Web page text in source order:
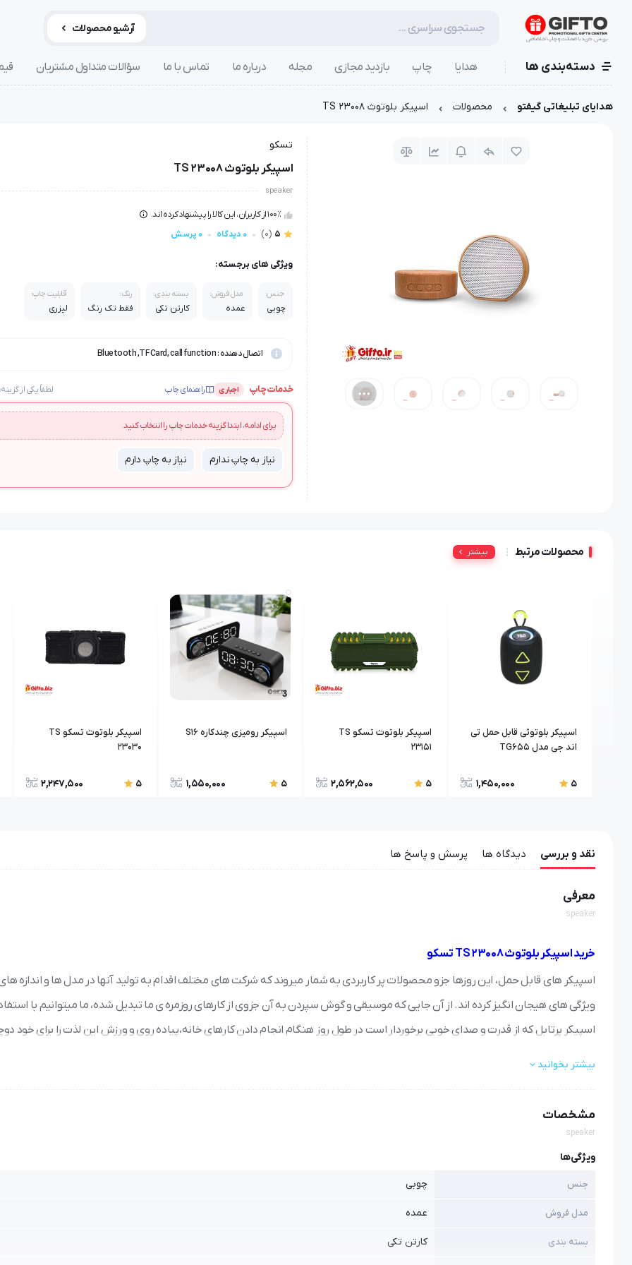
آرشیو محصولات
دسته‌بندی ها هدایا چاپ بازدید مجازی مجله درباره ما تماس با ما سؤالات متداول مشتریان
هدایای تبلیغاتی گیفتو محصولات اسپیکر بلوتوث TS 23008
تسکو
اسپیکر بلوتوث TS 23008
speaker
100٪ از کاربران، این کالا را پیشنهاد کرده اند.
5
(0) 0 دیدگاه 0 پرسش
ویژگی های برجسته:
جنس:
چوبی
مدل فروش:
عمده
بسته بندی:
کارتن تکی
رنگ:
فقط تک رنگ
قابلیت چاپ:
لیزری
اتصال دهنده : Bluetooth ,TF Card, call function
خدمات چاپ اجباری راهنمای چاپ لطفاً یکی از
برای ادامه، ابتدا گزینه خدمات چاپ را انتخاب کنید.
نیاز به چاپ ندارم نیاز به چاپ دارم
محصولات مرتبط بیشتر
اسپیکر بلوتوثی قابل حمل تی
اند جی مدل TG655
5
1,450,000
اسپیکر بلوتوث تسکو TS
23151
5
2,562,500
اسپیکر رومیزی چندکاره S16
5
1,550,000
اسپیکر بلوتوث تسکو TS
23030
5
2,247,500
نقد و بررسی دیدگاه ها پرسش و پاسخ ها
معرفی
speaker
خرید اسپیکر بلوتوث TS 23008 تسکو
اسپیکر های قابل حمل، این روزها جزو محصولات پر کاربردی به شمار میروند که شرکت های مختلف اقدام به تولید آنها در مدل ها و اندازه
ویژگی های هیجان انگیز کرده اند. از آن جایی که موسیقی و گوش سپردن به آن جزوی از کارهای روزمره ی ما تبدیل شده، ما میتوانیم با
اسپیکر پرتابل که از قدرت و صدای خوبی برخوردار است در طول روز هنگام انجام دادن کارهای خانه،پیاده روی و ورزش این لذت را برای خود
بیشتر بخوانید
مشخصات
speaker
ویژگی‌ها
جنس چوبی
مدل فروش عمده
بسته بندی کارتن تکی